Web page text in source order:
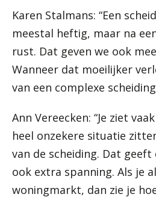
Karen Stalmans: “Een
meestal heftig, maar na
rust. Dat geven we ook
Wanneer dat moeilijker
van een complexe
Ann Vereecken: “Je ziet
heel onzekere situatie
van de scheiding. Dat geeft
ook extra spanning. Als je
woningmarkt, dan zie je